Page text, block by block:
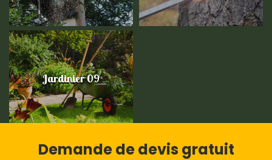
Jardinier 09
Demande de devis gratuit